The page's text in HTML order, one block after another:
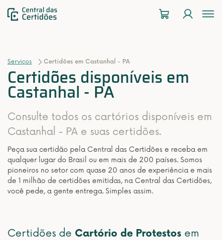
Serviços Certidões em Castanhal - PA
Certidões disponíveis em
Castanhal - PA
Consulte todos os cartórios disponíveis em
Castanhal - PA e suas certidões.
Peça sua certidão pela Central das Certidões e receba em
qualquer lugar do Brasil ou em mais de 200 países. Somos
pioneiros no setor com quase 20 anos de experiência e mais
de 1 milhão de certidões emitidas, na Central das Certidões,
você pede, a gente entrega. Simples assim.
Certidões de Cartório de Protestos em